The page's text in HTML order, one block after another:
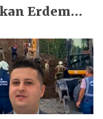
Erdem
Son
En Büyük